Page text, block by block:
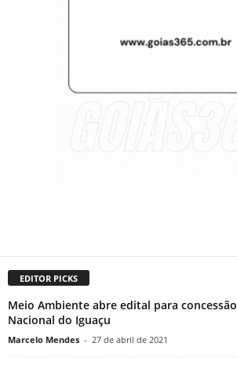
EDITOR PICKS
Meio Ambiente abre edital para
Nacional do Iguaçu
Marcelo Mendes - 27 de abril de 2021